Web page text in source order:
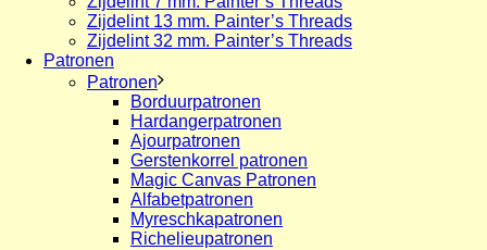
Zijdelint 13 mm. Painter’s Threads
Zijdelint 32 mm. Painter’s Threads
Patronen
Patronen
Borduurpatronen
Hardangerpatronen
Ajourpatronen
Gerstenkorrel patronen
Magic Canvas Patronen
Alfabetpatronen
Myreschkapatronen
Richelieupatronen